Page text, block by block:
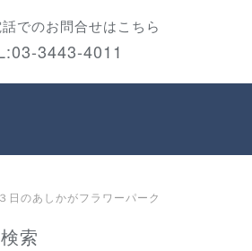
でのお問合せはこちら
03-3443-4011
日のあしかがフラワーパーク
検索